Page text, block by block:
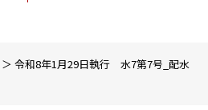
＞ 令和8年1月29日執行 水7第7号_配水